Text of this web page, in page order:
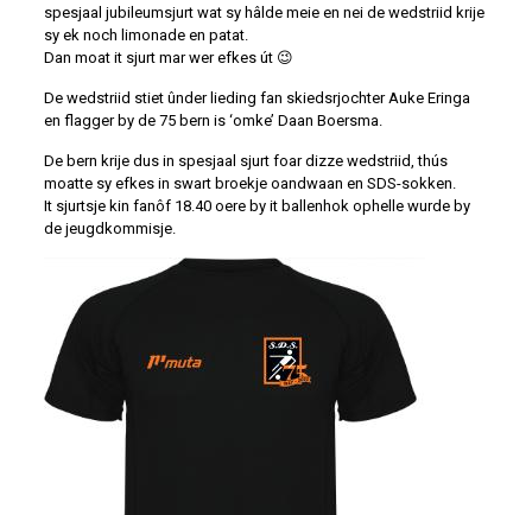
spesjaal jubileumsjurt wat sy hâlde meie en nei de wedstriid krije
sy ek noch limonade en patat.
Dan moat it sjurt mar wer efkes út 😉
De wedstriid stiet ûnder lieding fan skiedsrjochter Auke Eringa
en flagger by de 75 bern is ‘omke’ Daan Boersma.
De bern krije dus in spesjaal sjurt foar dizze wedstriid, thús
moatte sy efkes in swart broekje oandwaan en SDS-sokken.
It sjurtsje kin fanôf 18.40 oere by it ballenhok ophelle wurde by
de jeugdkommisje.